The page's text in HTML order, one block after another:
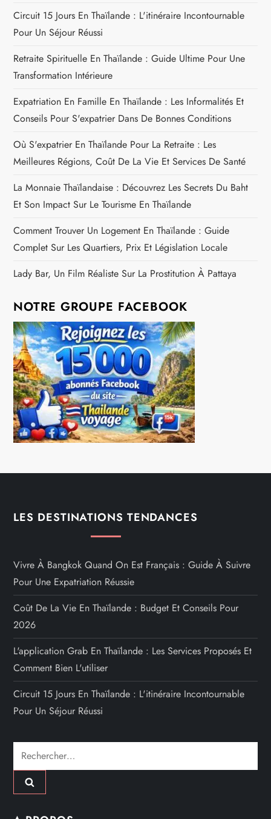
Circuit 15 Jours En Thaïlande : L'itinéraire Incontournable
Pour Un Séjour Réussi
Retraite Spirituelle En Thaïlande : Guide Ultime Pour Une
Transformation Intérieure
Expatriation En Famille En Thaïlande : Les Informalités Et
Conseils Pour S'expatrier Dans De Bonnes Conditions
Où S'expatrier En Thaïlande Pour La Retraite : Les
Meilleures Régions, Coût De La Vie Et Services De Santé
La Monnaie Thaïlandaise : Découvrez Les Secrets Du Baht
Et Son Impact Sur Le Tourisme En Thaïlande
Comment Trouver Un Logement En Thaïlande : Guide
Complet Sur Les Quartiers, Prix Et Législation Locale
Lady Bar, Un Film Réaliste Sur La Prostitution À Pattaya
NOTRE GROUPE FACEBOOK
LES DESTINATIONS TENDANCES
Vivre À Bangkok Quand On Est Français : Guide À Suivre
Pour Une Expatriation Réussie
Coût De La Vie En Thaïlande : Budget Et Conseils Pour
2026
L'application Grab En Thaïlande : Les Services Proposés Et
Comment Bien L'utiliser
Circuit 15 Jours En Thaïlande : L'itinéraire Incontournable
Pour Un Séjour Réussi
Rechercher :